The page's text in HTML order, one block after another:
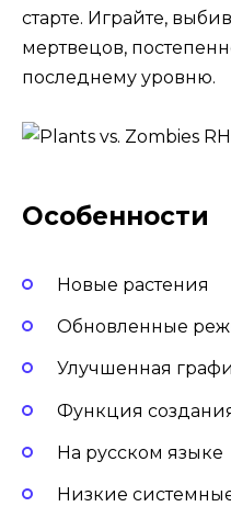
старте. Играйте,
мертвецов,
последнему уровню.
Особенности
Новые растения
Обновленные
Улучшенная
Функция
На русском языке
Низкие